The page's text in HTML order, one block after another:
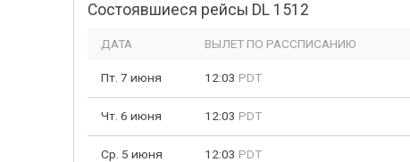
Состоявшиеся рейсы DL 1512
ДАТА ВЫЛЕТ ПО РАССПИСАНИЮ
Пт. 7 июня 12:03 PDT
Чт. 6 июня 12:03 PDT
Ср. 5 июня 12:03 PDT